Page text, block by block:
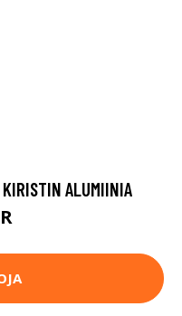
ALUMIINIA